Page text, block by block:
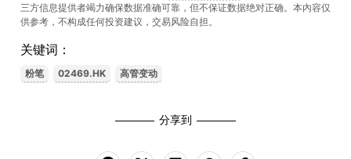
三方信息提供者竭力确保数据准确可靠，但不保证数据绝对正确。本內容仅
供参考，不构成任何投资建议，交易风险自担。
关键词：
粉笔 02469.HK 高管变动
分享到